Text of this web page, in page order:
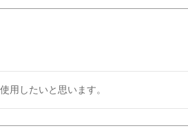
用したいと思います。